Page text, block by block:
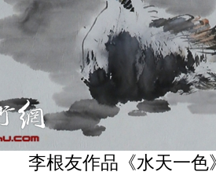
李根友作品《水天一色